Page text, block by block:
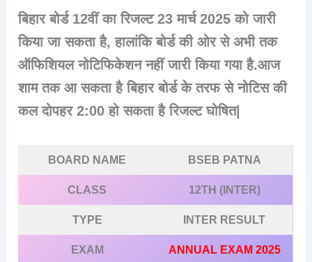
बिहार बोर्ड 12वीं का रिजल्ट 23 मार्च 2025 को जारी
किया जा सकता है, हालांकि बोर्ड की ओर से अभी तक
ऑफिशियल नोटिफिकेशन नहीं जारी किया गया है.आज
शाम तक आ सकता है बिहार बोर्ड के तरफ से नोटिस की
कल दोपहर 2:00 हो सकता है रिजल्ट घोषित|
BOARD NAME BSEB PATNA
CLASS 12TH (INTER)
TYPE INTER RESULT
EXAM ANNUAL EXAM 2025